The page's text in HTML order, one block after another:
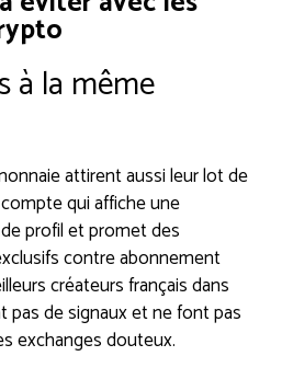
à la même
attirent aussi leur lot de
qui affiche une
profil et promet des
contre abonnement
créateurs français dans
pas de signaux et ne font pas
exchanges douteux.